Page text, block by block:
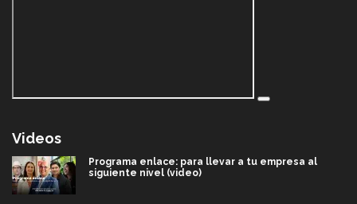
Videos
Programa enlace: para llevar a tu empresa al
siguiente nivel (video)